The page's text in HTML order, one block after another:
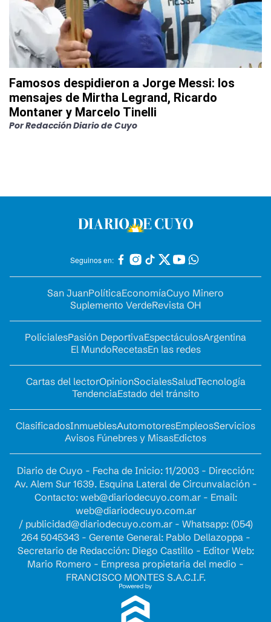
Famosos despidieron a Jorge Messi: los
mensajes de Mirtha Legrand, Ricardo
Montaner y Marcelo Tinelli
PorRedacción Diario de Cuyo
Seguinos en:
San JuanPolíticaEconomíaCuyo Minero
Suplemento VerdeRevista OH
PolicialesPasión DeportivaEspectáculosArgentina
El MundoRecetasEn las redes
Cartas del lectorOpinionSocialesSaludTecnología
TendenciaEstado del tránsito
ClasificadosInmueblesAutomotoresEmpleosServicios
Avisos Fúnebres y MisasEdictos
Diario de Cuyo - Fecha de Inicio: 11/2003 - Dirección:
Av. Alem Sur 1639. Esquina Lateral de Circunvalación -
Contacto: web@diariodecuyo.com.ar- Email:
web@diariodecuyo.com.ar
/ publicidad@diariodecuyo.com.ar- Whatsapp: (054)
264 5045343 - Gerente General: Pablo Dellazoppa -
Secretario de Redacción: Diego Castillo - Editor Web:
Mario Romero - Empresa propietaria del medio -
FRANCISCO MONTES S.A.C.I.F.